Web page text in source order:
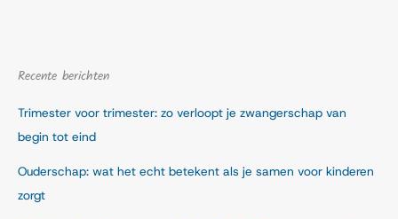
Recente berichten
Trimester voor trimester: zo verloopt je zwangerschap van
begin tot eind
Ouderschap: wat het echt betekent als je samen voor kinderen
zorgt